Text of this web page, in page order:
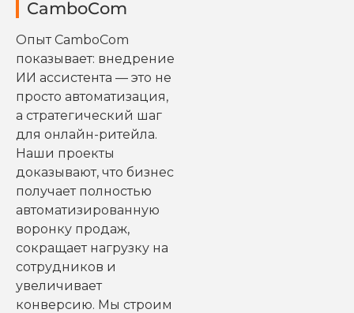
CamboCom
Опыт CamboCom
показывает: внедрение
ИИ ассистента — это не
просто автоматизация,
а стратегический шаг
для онлайн-ритейла.
Наши проекты
доказывают, что бизнес
получает полностью
автоматизированную
воронку продаж,
сокращает нагрузку на
сотрудников и
увеличивает
конверсию. Мы строим